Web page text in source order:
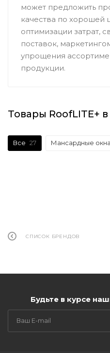
может предложить
качества по хорошей
оптимизации затрат,
поставок,
упрощения
продукции.
Товары RoofLITE+
Все 27 Мансардные окна
СПИСОК БРЕНДОВ
Будьте в курсе